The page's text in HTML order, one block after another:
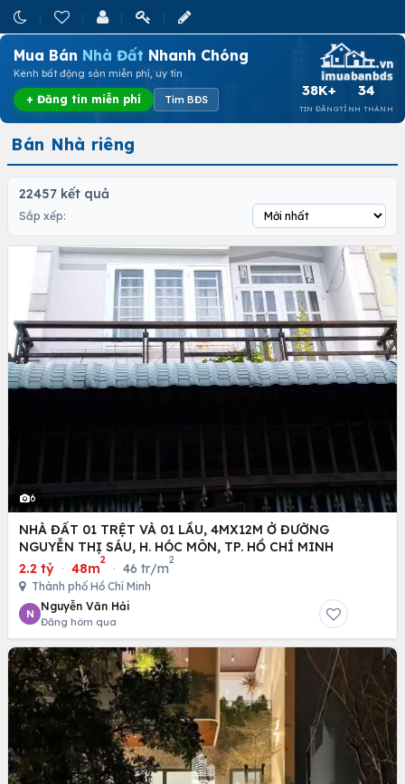
Mua Bán Nhà Đất Nhanh Chóng
Kênh bất động sản miễn phí, uy tín
+ Đăng tin miễn phí Tìm BĐS
38K+
TIN ĐĂNG
34
TỈNH THÀNH
Bán Nhà riêng
22457 kết quả
Sắp xếp:
6
NHÀ ĐẤT 01 TRỆT VÀ 01 LẦU, 4MX12M Ở ĐƯỜNG
NGUYỄN THỊ SÁU, H. HÓC MÔN, TP. HỒ CHÍ MINH
2.2 tỷ · 48m
2
· 46 tr/m
2
Thành phố Hồ Chí Minh
N
Nguyễn Văn Hải
Đăng hôm qua